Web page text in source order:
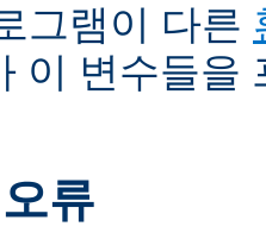
그램이 다른
이 변수들을
류